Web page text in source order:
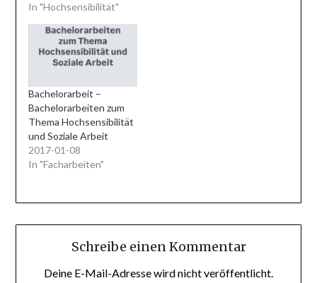
In "Hochsensibilität"
Bachelorarbeit –
Bachelorarbeiten zum
Thema Hochsensibilität
und Soziale Arbeit
2017-01-08
In "Facharbeiten"
Schreibe einen Kommentar
Deine E-Mail-Adresse wird nicht veröffentlicht.